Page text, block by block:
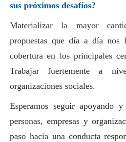
sus próximos desafíos?
Materializar la mayor
propuestas que día a día nos
cobertura en los principales
Trabajar fuertemente a
organizaciones sociales.
Esperamos seguir apoyando
personas, empresas y
paso hacia una conducta